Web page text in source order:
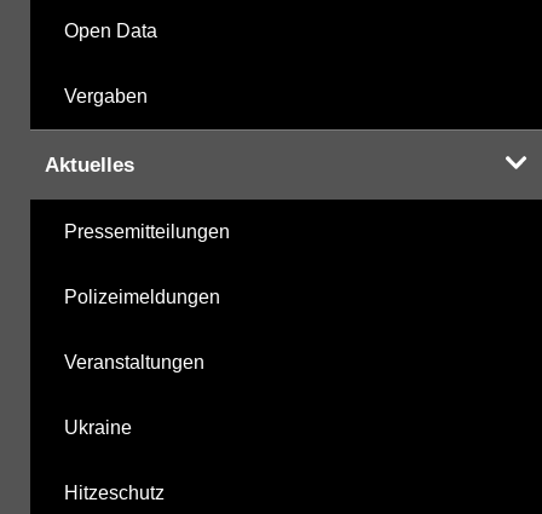
Open Data
Vergaben
Aktuelles
Pressemitteilungen
Polizeimeldungen
Veranstaltungen
Ukraine
Hitzeschutz